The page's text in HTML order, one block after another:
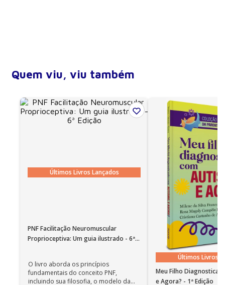
Quem viu, viu também
Últimos Livros Lançados
PNF Facilitação Neuromuscular
Proprioceptiva: Um guia ilustrado - 6ª
O livro aborda os princípios
fundamentais do conceito PNF,
incluindo sua filosofia, o modelo da
Últimos Livros
Meu Filho
e Agora? - 1ª Edição